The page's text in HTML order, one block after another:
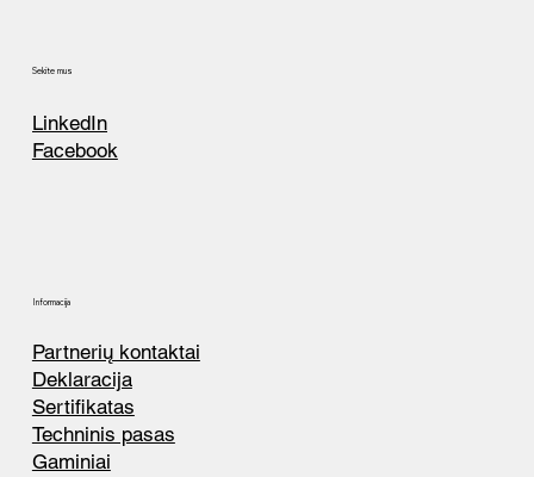
Informacija
Partnerių kontaktai
Deklaracija
Sertifikatas
Techninis pasas
Gaminiai
Sekite mus
LinkedIn
Facebook